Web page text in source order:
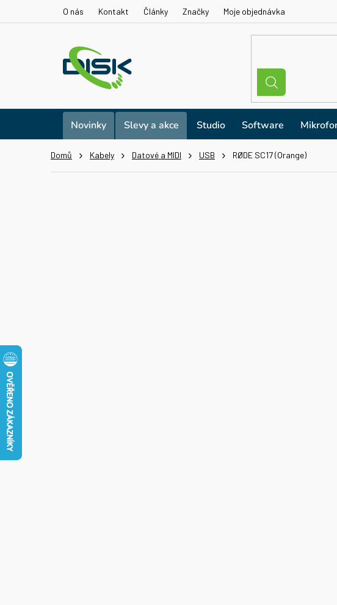
O nás Kontakt Články Značky Moje objednávka
Novinky Slevy a akce Studio Software
Domů Kabely Datové a MIDI USB RØDE SC17 (Orange)